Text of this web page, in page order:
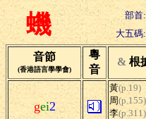
蟣 部首:
大五碼:
音節
(香港語言學學會)
粵
音
& 根
gei2
黃(p.19)
周(p.155)
李(p.311)